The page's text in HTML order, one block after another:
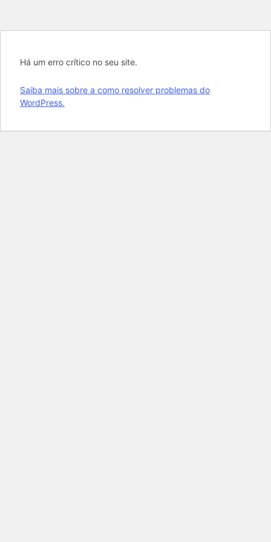
Há um erro crítico no seu site.
Saiba mais sobre a como resolver problemas do
WordPress.